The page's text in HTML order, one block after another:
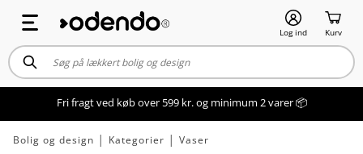
Log ind Kurv
Fri fragt ved køb over 599 kr. og minimum 2 varer 📦
Bolig og design Kategorier Vaser